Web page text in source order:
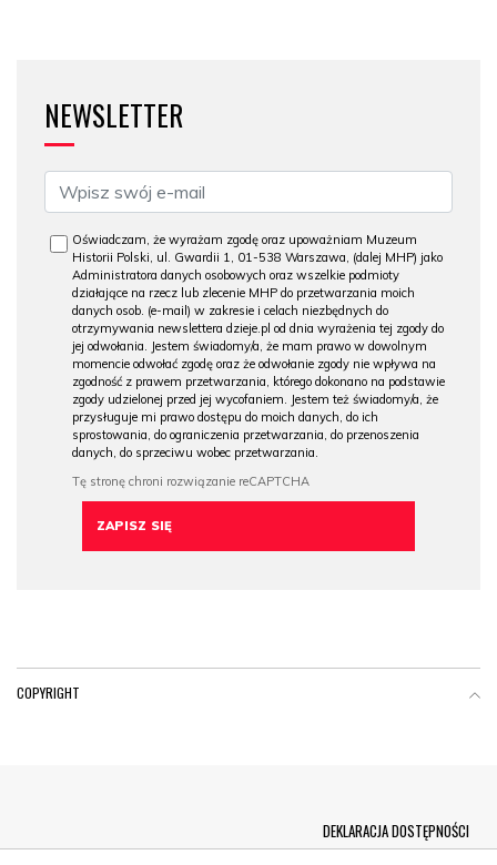
NEWSLETTER
Oświadczam, że wyrażam zgodę oraz upoważniam Muzeum
Historii Polski, ul. Gwardii 1, 01-538 Warszawa, (dalej MHP) jako
Administratora danych osobowych oraz wszelkie podmioty
działające na rzecz lub zlecenie MHP do przetwarzania moich
danych osob. (e-mail) w zakresie i celach niezbędnych do
otrzymywania newslettera dzieje.pl od dnia wyrażenia tej zgody do
jej odwołania. Jestem świadomy/a, że mam prawo w dowolnym
momencie odwołać zgodę oraz że odwołanie zgody nie wpływa na
zgodność z prawem przetwarzania, którego dokonano na podstawie
zgody udzielonej przed jej wycofaniem. Jestem też świadomy/a, że
przysługuje mi prawo dostępu do moich danych, do ich
sprostowania, do ograniczenia przetwarzania, do przenoszenia
danych, do sprzeciwu wobec przetwarzania.
COPYRIGHT
DEKLARACJA DOSTĘPNOŚCI